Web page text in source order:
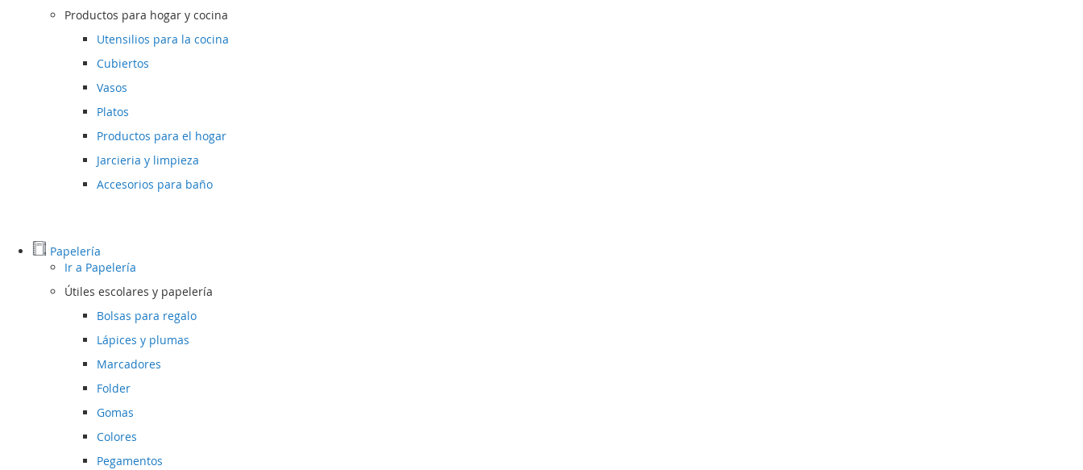
Productos para hogar y cocina
Utensilios para la cocina
Cubiertos
Vasos
Platos
Productos para el hogar
Jarcieria y limpieza
Accesorios para baño
Papelería
Ir a Papelería
Útiles escolares y papelería
Bolsas para regalo
Lápices y plumas
Marcadores
Folder
Gomas
Colores
Pegamentos